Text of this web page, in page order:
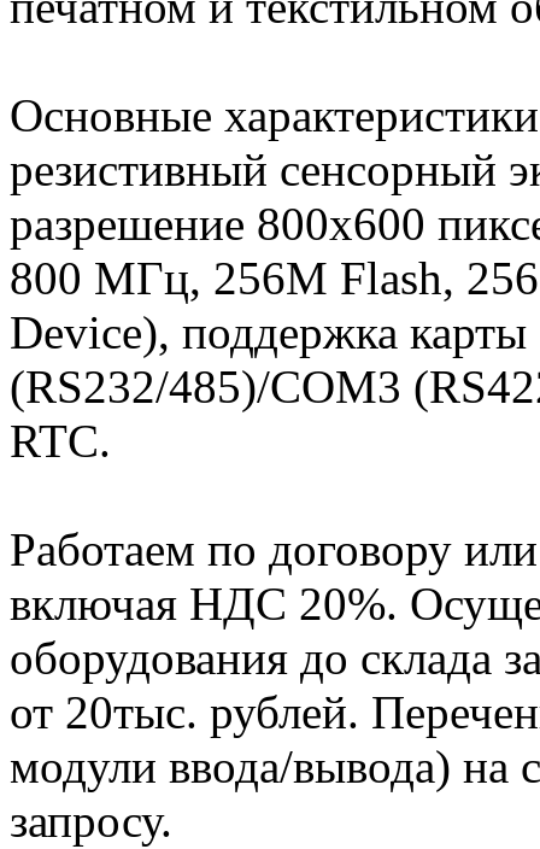
Основные
резистивный сенсорный
разрешение 800x600
800 МГц, 256M Flash,
Device), поддержка
(RS232/485)/COM3
RTC.
Работаем по договору
включая НДС 20%.
оборудования до склада
от 20тыс. рублей.
модули ввода/вывода) на
запросу.